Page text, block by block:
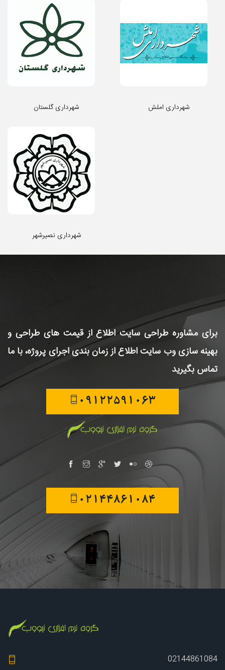
شهرداری گلستان شهرداری املش
شهرداری نصیرشهر
برای مشاوره طراحی سایتاطلاع از قیمت های طراحی و
بهینه سازی وب سایتاطلاع از زمان بندی اجرای پروژه، با ما
تماس بگیرید
09122591063
02144861084
02144861084